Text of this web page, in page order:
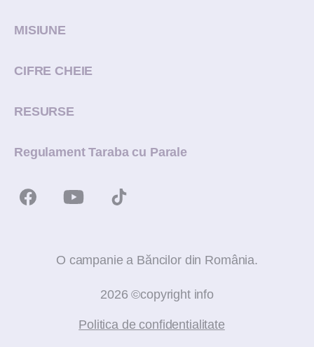
MISIUNE
CIFRE CHEIE
RESURSE
Regulament Taraba cu Parale
O campanie a Băncilor din România.
2026 ©copyright info
Politica de confidentialitate